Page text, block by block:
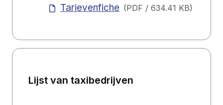
Tarievenfiche (PDF / 634.41 KB)
Lijst van taxibedrijven